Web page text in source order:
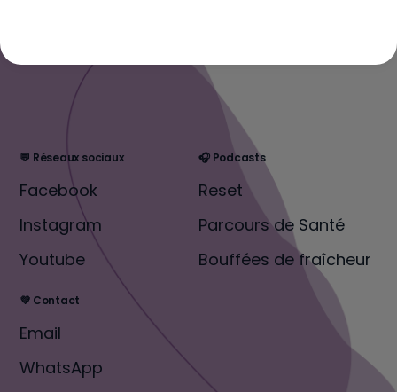
💬 Réseaux sociaux
Facebook
Instagram
Youtube
🎧 Podcasts
Reset
Parcours de Santé
Bouffées de fraîcheur
💜 Contact
Email
WhatsApp